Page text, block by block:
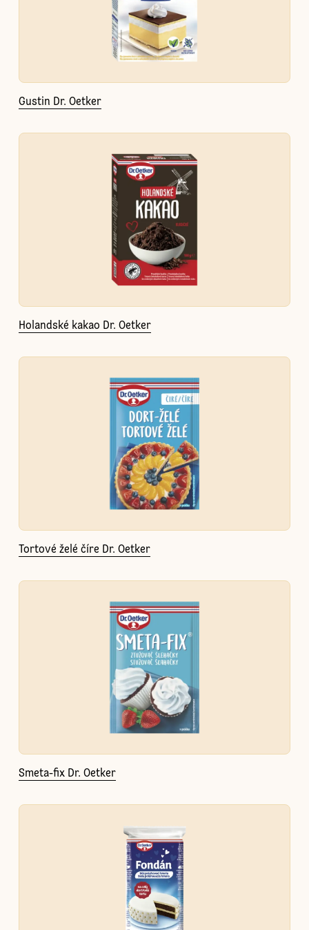
Gustin Dr. Oetker
Holandské kakao Dr. Oetker
Tortové želé číre Dr. Oetker
Smeta-fix Dr. Oetker